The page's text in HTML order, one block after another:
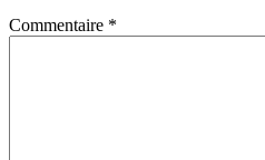
Commentaire *